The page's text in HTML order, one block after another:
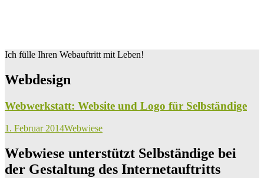
Ich fülle Ihren Webauftritt mit Leben!
Webdesign
Webwerkstatt: Website und Logo für Selbständige
1. Februar 2014Webwiese
Webwiese unterstützt Selbständige bei
der Gestaltung des Internetauftritts